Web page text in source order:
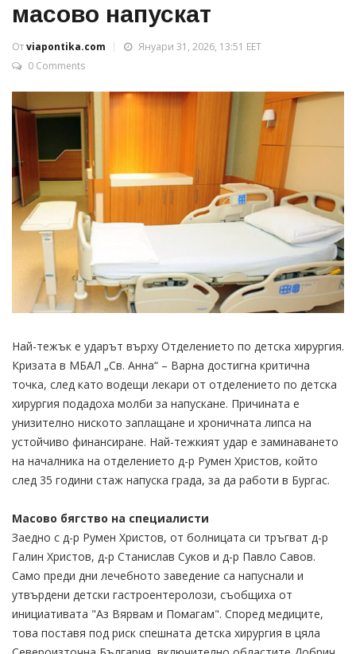
масово напускат
Отviapontika.com
Януари 31, 2026, 13:51 EET
0 Comments
Най-тежък е ударът върху Отделението по детска хирургия.
Кризата в МБАЛ „Св. Анна“ – Варна достигна критична
точка, след като водещи лекари от отделението по детска
хирургия подадоха молби за напускане. Причината е
унизително ниското заплащане и хроничната липса на
устойчиво финансиране. Най-тежкият удар е заминаването
на началника на отделението д-р Румен Христов, който
след 35 години стаж напуска града, за да работи в Бургас.
Масово бягство на специалисти
Заедно с д-р Румен Христов, от болницата си тръгват д-р
Галин Христов, д-р Станислав Суков и д-р Павло Савов.
Само преди дни лечебното заведение са напуснали и
утвърдени детски гастроентеролози, съобщиха от
инициативата "Аз Вярвам и Помагам". Според медиците,
това поставя под риск спешната детска хирургия в цяла